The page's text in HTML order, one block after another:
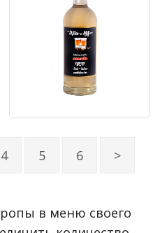
4 5 6 >
в меню своего